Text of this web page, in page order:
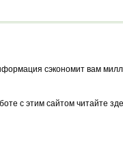
сэкономит вам
с этим сайтом читайте